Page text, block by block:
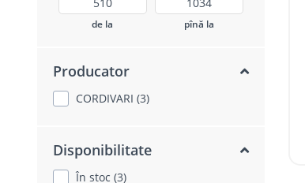
de la pînă la
Producator
CORDIVARI (3)
Disponibilitate
În stoc (3)